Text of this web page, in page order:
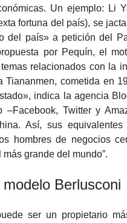
Un ejemplo: Li
fortuna del país), se
del país» a petición del
por Pequín, el
relacionados con la
cometida en
indica la agencia
Twitter y
Así, sus equivalentes
hombres de negocios
grande del mundo”.
Berlusconi
ser un propietario